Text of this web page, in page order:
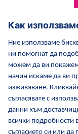
Политика за
Отпечатване